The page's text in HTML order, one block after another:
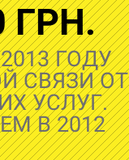
ГРН.
ГОДУ
СВЯЗИ ОТ
УСЛУГ.
В 2012